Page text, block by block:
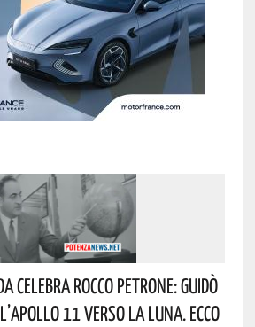
Celebra Rocco Petrone: Guidò
11 Verso La Luna. Ecco